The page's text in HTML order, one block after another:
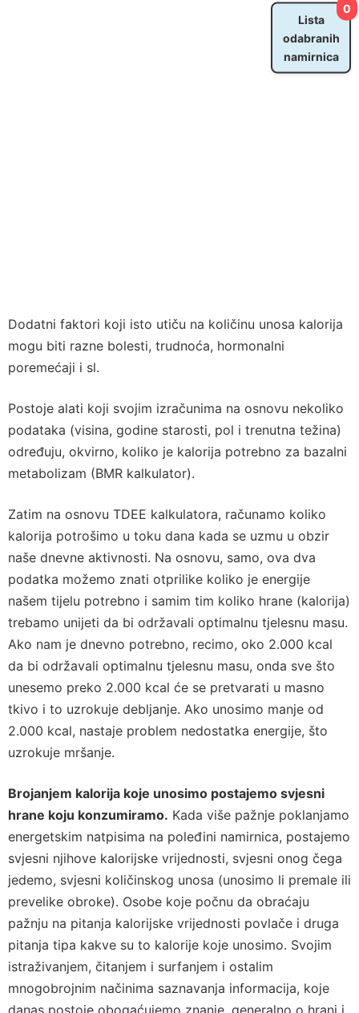
Dodatni faktori koji isto utiču na količinu unosa kalorija
mogu biti razne bolesti, trudnoća, hormonalni
poremećaji i sl.
Postoje alati koji svojim izračunima na osnovu nekoliko
podataka (visina, godine starosti, pol i trenutna težina)
određuju, okvirno, koliko je kalorija potrebno za bazalni
metabolizam (BMR kalkulator).
Zatim na osnovu TDEE kalkulatora, računamo koliko
kalorija potrošimo u toku dana kada se uzmu u obzir
naše dnevne aktivnosti. Na osnovu, samo, ova dva
podatka možemo znati otprilike koliko je energije
našem tijelu potrebno i samim tim koliko hrane (kalorija)
trebamo unijeti da bi održavali optimalnu tjelesnu masu.
Ako nam je dnevno potrebno, recimo, oko 2.000 kcal
da bi održavali optimalnu tjelesnu masu, onda sve što
unesemo preko 2.000 kcal će se pretvarati u masno
tkivo i to uzrokuje debljanje. Ako unosimo manje od
2.000 kcal, nastaje problem nedostatka energije, što
uzrokuje mršanje.
Brojanjem kalorija koje unosimo postajemo svjesni
hrane koju konzumiramo. Kada više pažnje poklanjamo
energetskim natpisima na poleđini namirnica, postajemo
svjesni njihove kalorijske vrijednosti, svjesni onog čega
jedemo, svjesni količinskog unosa (unosimo li premale ili
prevelike obroke). Osobe koje počnu da obraćaju
pažnju na pitanja kalorijske vrijednosti povlače i druga
pitanja tipa kakve su to kalorije koje unosimo. Svojim
istraživanjem, čitanjem i surfanjem i ostalim
mnogobrojnim načinima saznavanja informacija, koje
0
Lista
odabranih
namirnica